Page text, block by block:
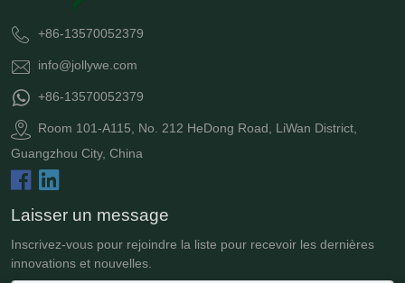
+86-13570052379
info@jollywe.com
+86-13570052379
Room 101-A115, No. 212 HeDong Road, LiWan District,
Guangzhou City, China
Laisser un message
Inscrivez-vous pour rejoindre la liste pour recevoir les dernières
innovations et nouvelles.